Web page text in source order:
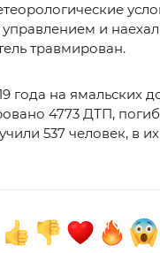
управлением и
травмирован.
года на ямальских
4773 ДТП,
537 человек, в